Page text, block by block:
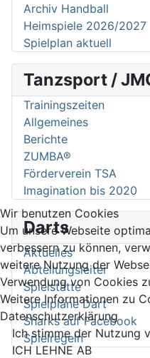
Archiv Handball
Heimspiele 2026/2027
Spielplan aktuell
Tanzsport /
Trainingszeiten
Allgemeines
Berichte
ZUMBA®
Förderverein TSA
Imagination bis 2020
Darts
Aktuelles
Abteilungsleiter
Spielstätte
Spielpläne Dart
Sharks auf Facebook
Spielregeln
Wir benutzen Cookies
Um unsere Webseite
verbessern zu können,
weitere Nutzung der
Verwendung von Cookies
Weitere Informationen zu
Datenschutzerklärung
Ich stimme der Nutzung
ICH LEHNE AB